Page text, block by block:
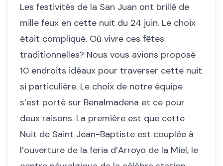
Les festivités de la San Juan ont brillé de
mille feux en cette nuit du 24 juin. Le choix
était compliqué. Où vivre ces fêtes
traditionnelles? Nous vous avions proposé
10 endroits idéaux pour traverser cette nuit
si particulière. Le choix de notre équipe
s’est porté sur Benalmadena et ce pour
deux raisons. La première est que cette
Nuit de Saint Jean-Baptiste est couplée à
l’ouverture de la feria d’Arroyo de la Miel, le